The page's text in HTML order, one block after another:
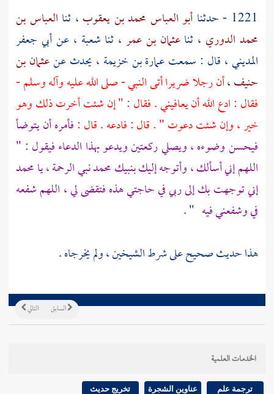
1221 - حدثنا
أبو العباس محمد بن يعقوب ، ثنا العباس بن
محمد الدوري ، ثناعثمان بن عمر ، ثنا شعبة ، عنأبي جعفر
المديني، قال : سمعتعمارة بن خزيمة ، يحدث عنعثمان بن
حنيف،أن رجلا ضريرا أتى النبي - صلى الله عليه وآله وسلم -
فقال : ادع الله أن يعافيني . فقال : " إن شئت أخرت ذلك وهو
خير ، وإن شئت دعوت " . قال : فادعه . قال :فأمره أن يتوضأ
فيحسن وضوءه ، ويصلي ركعتين ويدعو بهذا الدعاء فيقول : "
اللهم إني أسألك ، وأتوجه إليك بنبيكمحمدنبي الرحمة ، يامحمد
إني توجهت بك إلى ربي في حاجتي هذه فتقضى لي ، اللهم شفعه
في وشفعني فيه " .
هذا حديث صحيح على شرط الشيخين ، ولم يخرجاه .
التالي السابق
الخدمات العلمية
ترجمة علم عناوين الشجرة تخريج حديث